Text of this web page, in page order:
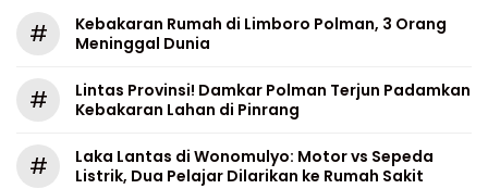
#
Kebakaran Rumah di Limboro Polman, 3 Orang
Meninggal Dunia
#
Lintas Provinsi! Damkar Polman Terjun Padamkan
Kebakaran Lahan di Pinrang
#
Laka Lantas di Wonomulyo: Motor vs Sepeda
Listrik, Dua Pelajar Dilarikan ke Rumah Sakit